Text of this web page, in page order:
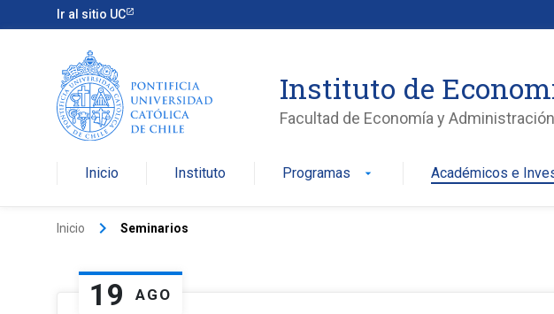
Ir al sitio UC
Instituto de
Facultad de Economía y
Inicio Instituto Programas arrow_drop_down Académicos e
Inicio keyboard_arrow_right Seminarios
19 AGO